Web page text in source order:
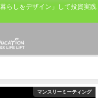
らしをデザイン」して投資実践
マンスリーミーティング